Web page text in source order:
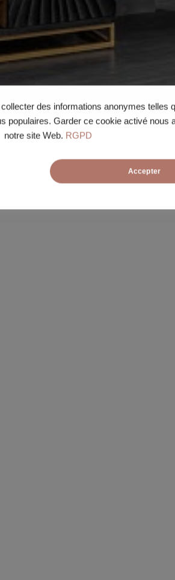
des informations anonymes telles
populaires. Garder ce cookie activé nous
notre site Web. RGPD
Accepter